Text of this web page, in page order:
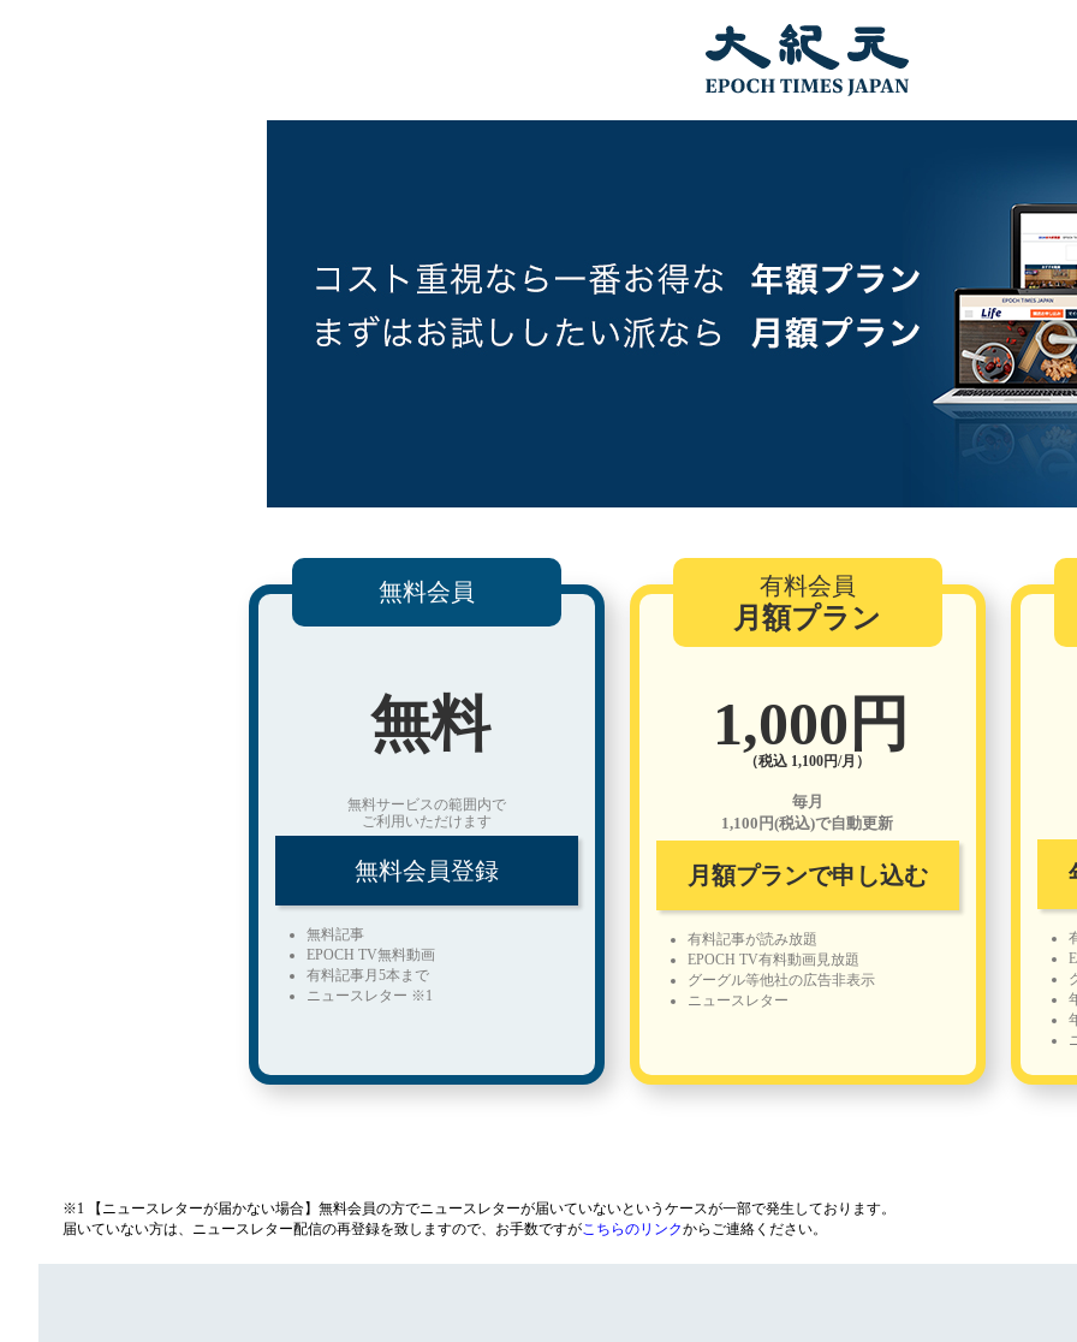
無料会員
無料
無料サービスの範囲内で
ご利用いただけます
無料会員登録
無料記事
EPOCH TV無料動画
有料記事月5本まで
ニュースレター ※1
有料会員
月額プラン
1,000円
（税込 1,100円/月）
毎月
1,100円(税込)で自動更新
月額プランで申し込む
有料記事が読み放題
EPOCH TV有料動画見放題
グーグル等他社の広告非表示
ニュースレター
※1 【ニュースレターが届かない場合】無料会員の方でニュースレターが届いていないというケースが一部で発生しております。
届いていない方は、ニュースレター配信の再登録を致しますので、お手数ですがこちらのリンクからご連絡ください。